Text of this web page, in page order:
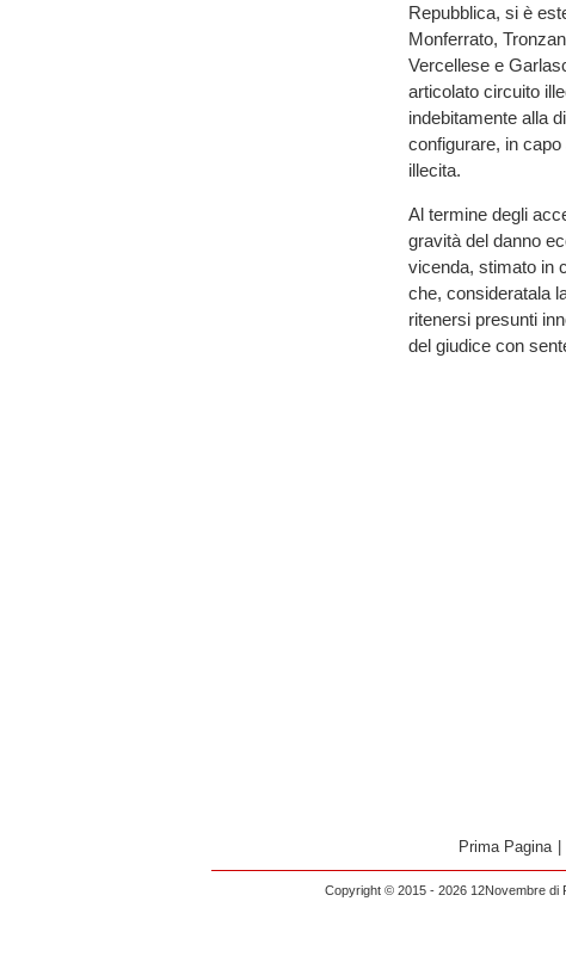
Repubblica, si è
Monferrato,
Vercellese e
articolato circuito
indebitamente alla
configurare, in
illecita.
Al termine degli
gravità del danno
vicenda, stimato in
che, consideratala
ritenersi presunti
del giudice con
Prima Pagina
Copyright © 2015 - 2026 12Novembre di